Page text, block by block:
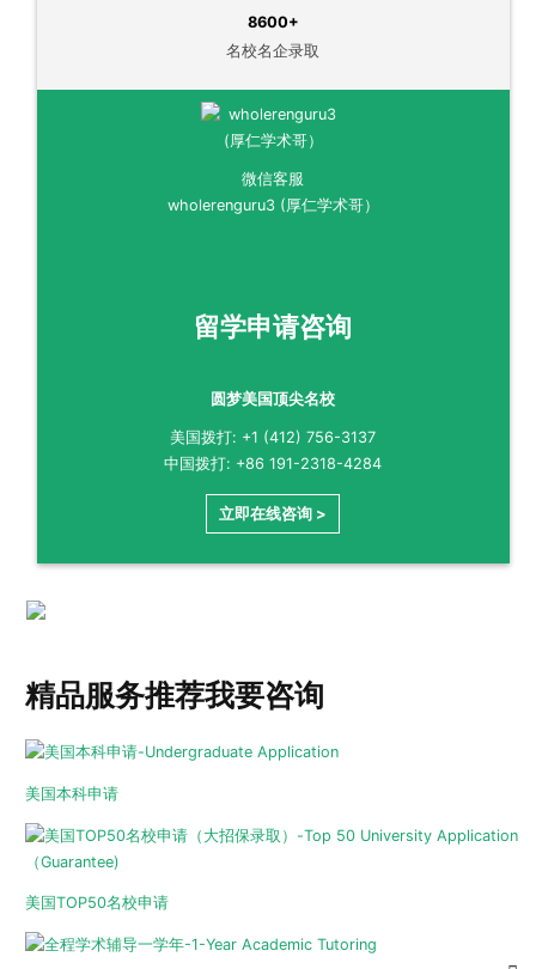
8600+
名校名企录取
微信客服
wholerenguru3 (厚仁学术哥）
留学申请咨询
圆梦美国顶尖名校
美国拨打: +1 (412) 756-3137
中国拨打: +86 191-2318-4284
立即在线咨询 >
精品服务推荐我要咨询
美国本科申请
美国TOP50名校申请